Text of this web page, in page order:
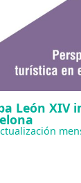
León XIV